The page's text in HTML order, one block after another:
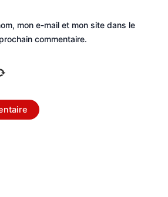
mon e-mail et mon site dans le
commentaire.